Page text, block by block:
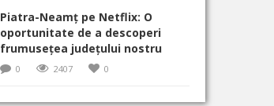
Piatra-Neamț pe Netflix: O
oportunitate de a descoperi
frumusețea județului nostru
0 2407 0